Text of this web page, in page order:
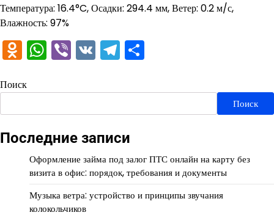
Температура: 16.4°C, Осадки: 294.4 мм, Ветер: 0.2 м/с,
Влажность: 97%
Odnoklassniki
WhatsApp
Viber
VKTelegram
Поиск
Поиск
Последние записи
Оформление займа под залог ПТС онлайн на карту без
визита в офис: порядок, требования и документы
Музыка ветра: устройство и принципы звучания
колокольчиков